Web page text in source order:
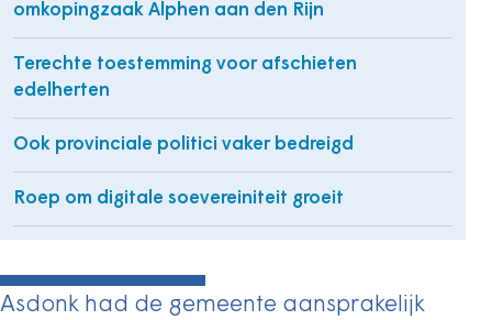
omkopingzaak Alphen aan den Rijn
Terechte toestemming voor afschieten
edelherten
Ook provinciale politici vaker bedreigd
Roep om digitale soevereiniteit groeit
Asdonk had de gemeente aansprakelijk